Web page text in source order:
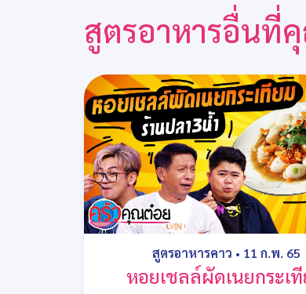
สูตรอาหารอื่นที่
สูตรอาหารคาว • 11 ก.พ. 65
หอยเชลล์ผัดเนยกระเ